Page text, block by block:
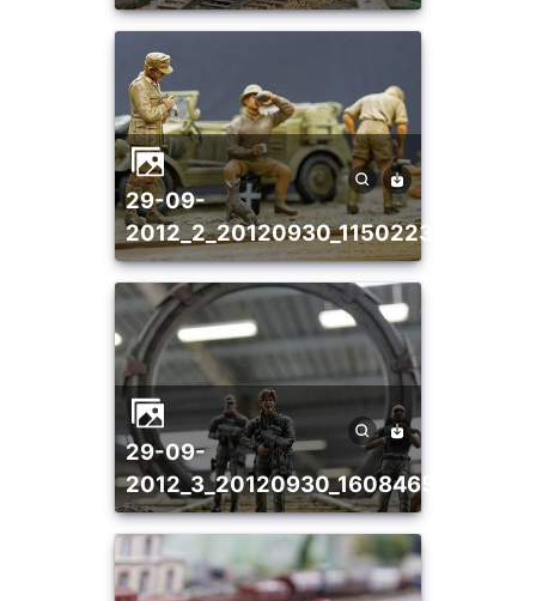
29-09-
2012_2_20120930_1150223354
29-09-
2012_3_20120930_1608465431